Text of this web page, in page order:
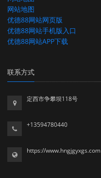
网站地图
优德88网站网页版
优德88网站手机版入口
优德88网站APP下载
联系方式
定西市争攀坝118号
+13594780440
https://www.hngjgyxgs.com